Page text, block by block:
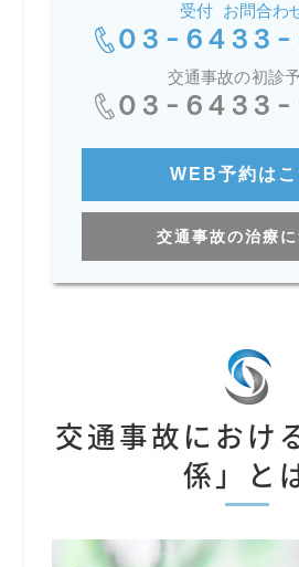
受付 お問合わ
03-6433-
交通事故の初診
03-6433-
WEB予約はこ
交通事故の治療
交通事故におけ
係」と